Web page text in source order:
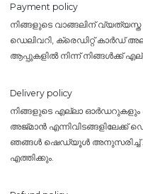
Payment policy
നിങ്ങളുടെ വാങ്ങലിന്
ഡെലിവറി, ക്രെഡിറ്റ് കാർഡ്
ആപ്പുകളിൽ നിന്ന് നിങ്ങൾക്ക്
Delivery policy
നിങ്ങളുടെ എല്ലാ ഓർഡറുകളും
അജ്മാൻ എന്നിവിടങ്ങളിലേക്ക്
ഞങ്ങൾ ഷെഡ്യൂൾ അനുസരിച്ച്
എത്തിക്കും.